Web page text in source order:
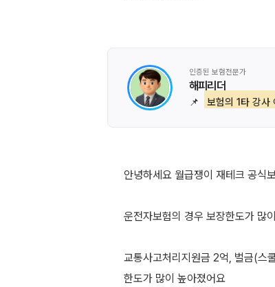
인증된 보험전문가
해피리더
📌 보험의 1타 강사
안녕하세요 월급쟁이 재테크 공식
운전자보험의 경우 보장한도가 많
교통사고처리지원금 2억, 벌금(스
한도가 많이 높아졌어요